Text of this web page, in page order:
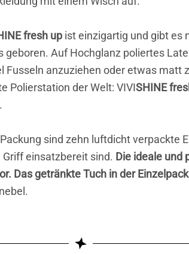
fresh up ist einzigartig und gibt es
geboren. Auf Hochglanz poliertes
Fusseln anzuziehen oder etwas matt
Polierstation der Welt: VIVISHINE
sind zehn luftdicht verpackte
Griff einsatzbereit sind. Die ideale und
Das getränkte Tuch in der